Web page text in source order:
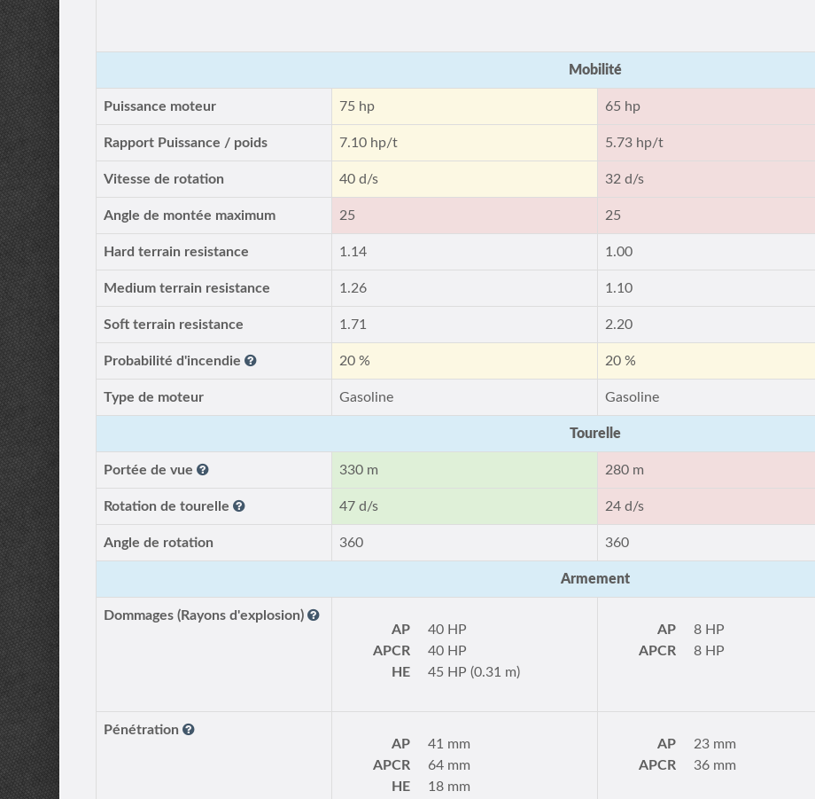
Mobilité
Puissance moteur 75 hp 65 hp
Rapport Puissance / poids 7.10 hp/t 5.73 hp/t
Vitesse de rotation 40 d/s 32 d/s
Angle de montée maximum 25 25
Hard terrain resistance 1.14 1.00
Medium terrain resistance 1.26 1.10
Soft terrain resistance 1.71 2.20
Probabilité d'incendie 20 % 20 %
Type de moteur Gasoline Gasoline
Tourelle
Portée de vue 330 m 280 m
Rotation de tourelle 47 d/s 24 d/s
Angle de rotation 360 360
Armement
Dommages (Rayons d'explosion)
AP
40 HP
APCR
40 HP
HE
45 HP (0.31 m)
AP
8 HP
APCR
8 HP
Pénétration
AP
41 mm
APCR
64 mm
HE
18 mm
AP
23 mm
APCR
36 mm